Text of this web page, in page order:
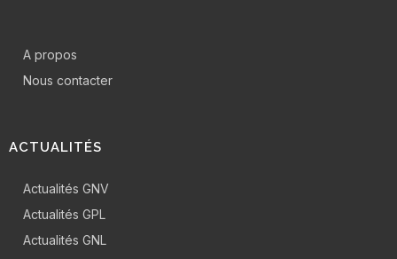
A propos
Nous contacter
ACTUALITÉS
Actualités GNV
Actualités GPL
Actualités GNL